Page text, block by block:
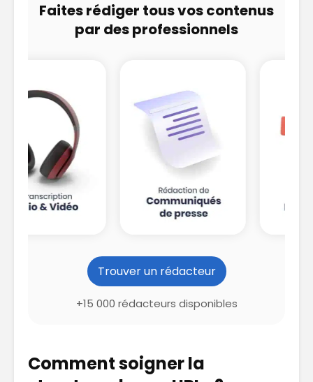
Faites rédiger tous vos contenus
par des professionnels
Trouver un rédacteur
+15 000 rédacteurs disponibles
Comment soigner la